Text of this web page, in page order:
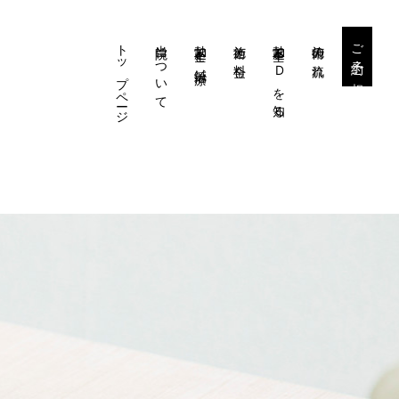
トップページ 当院について 勃起不全と鍼治療 施術と料金 勃起不全・EDを知る 施術の流れ ご予約・ご相談